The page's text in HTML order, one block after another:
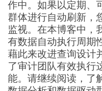
作中。如果以定期、
群体进行自动刷新，
监视。在本博客中，
有数据自动执行周期
藉此来改进查询设计
了审计团队有效执行
能。请继续阅读，了